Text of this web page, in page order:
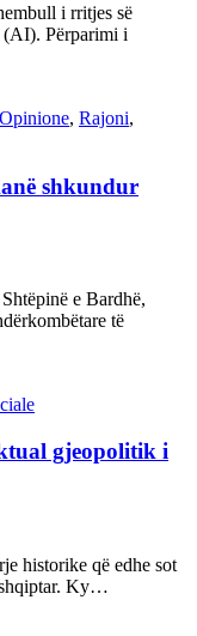
i rritjes së
(AI). Përparimi i
Opinione, Rajoni,
shkundur
e Bardhë,
të
gjeopolitik i
historike që edhe sot
shqiptar. Ky…